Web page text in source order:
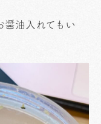
醤油入れてもい